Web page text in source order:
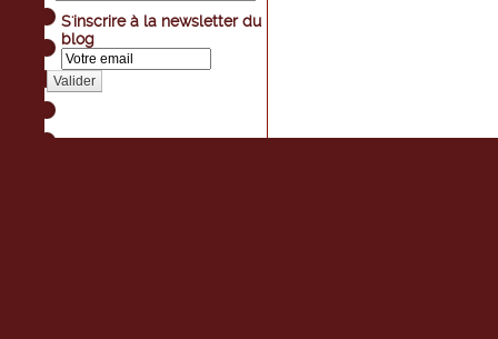
S'inscrire à la newsletter du
blog
Valider